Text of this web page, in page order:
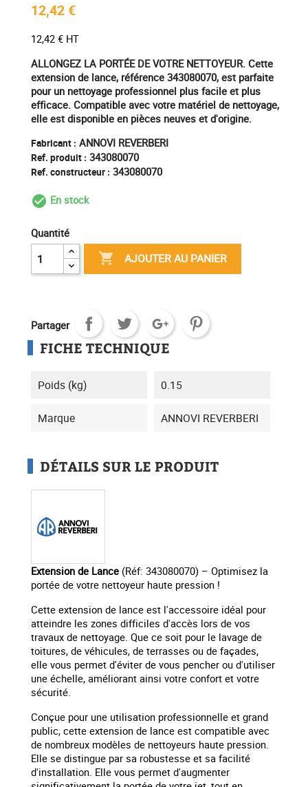
12,42 €
12,42 € HT
ALLONGEZ LA PORTÉE DE VOTRE NETTOYEUR. Cette
extension de lance, référence 343080070, est parfaite
pour un nettoyage professionnel plus facile et plus
efficace. Compatible avec votre matériel de nettoyage,
elle est disponible en pièces neuves et d'origine.
Fabricant : ANNOVI REVERBERI
Ref. produit : 343080070
Ref. constructeur : 343080070
check_circle_outline
En stock
Quantité
 AJOUTER AU PANIER
Partager
FICHE TECHNIQUE
Poids (kg) 0.15
Marque ANNOVI REVERBERI
DÉTAILS SUR LE PRODUIT
Extension de Lance (Réf: 343080070) – Optimisez la
portée de votre nettoyeur haute pression !
Cette extension de lance est l'accessoire idéal pour
atteindre les zones difficiles d'accès lors de vos
travaux de nettoyage. Que ce soit pour le lavage de
toitures, de véhicules, de terrasses ou de façades,
elle vous permet d'éviter de vous pencher ou d'utiliser
une échelle, améliorant ainsi votre confort et votre
sécurité.
Conçue pour une utilisation professionnelle et grand
public, cette extension de lance est compatible avec
de nombreux modèles de nettoyeurs haute pression.
Elle se distingue par sa robustesse et sa facilité
d'installation. Elle vous permet d'augmenter